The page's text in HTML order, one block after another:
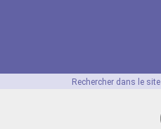
Rechercher dans le site